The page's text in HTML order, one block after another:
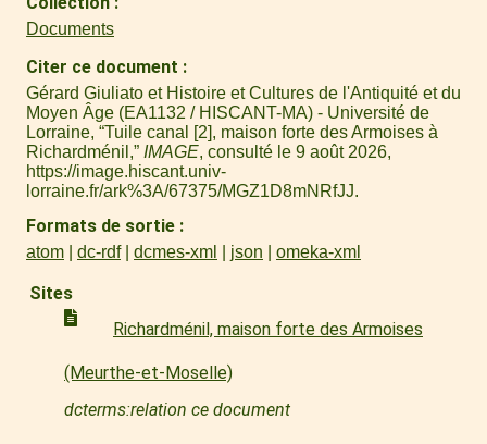
Documents
Citer ce document
Gérard Giuliato et Histoire et Cultures de l'Antiquité et du
Moyen Âge (EA1132 / HISCANT-MA) - Université de
Lorraine, “Tuile canal [2], maison forte des Armoises à
Richardménil,” IMAGE, consulté le 9 août 2026,
https://image.hiscant.univ-
lorraine.fr/ark%3A/67375/MGZ1D8mNRfJJ.
Formats de sortie
atom dc-rdf dcmes-xml json omeka-xml
Sites
Richardménil, maison forte des Armoises
(Meurthe-et-Moselle)
dcterms:relation ce document